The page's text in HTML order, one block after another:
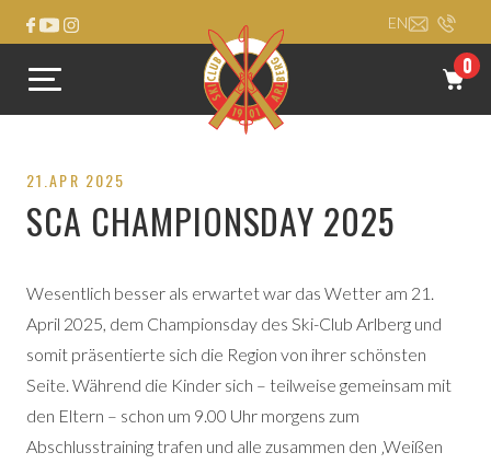
EN
0
21.APR 2025
SCA CHAMPIONSDAY 2025
Wesentlich besser als erwartet war das Wetter am 21.
April 2025, dem Championsday des Ski-Club Arlberg und
somit präsentierte sich die Region von ihrer schönsten
Seite. Während die Kinder sich – teilweise gemeinsam mit
den Eltern – schon um 9.00 Uhr morgens zum
Abschlusstraining trafen und alle zusammen den ‚Weißen